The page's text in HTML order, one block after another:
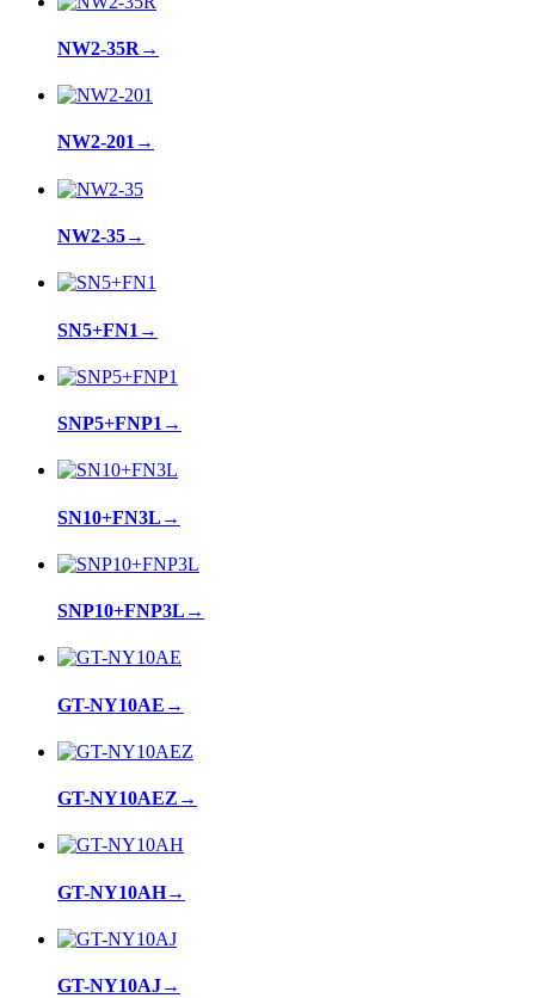
NW2-35R →
NW2-201→
NW2-35→
SN5+FN1 →
SNP5+FNP1 →
SN10+FN3L →
SNP10+FNP3L →
GT-NY10AE →
GT-NY10AEZ →
GT-NY10AH→
GT-NY10AJ→